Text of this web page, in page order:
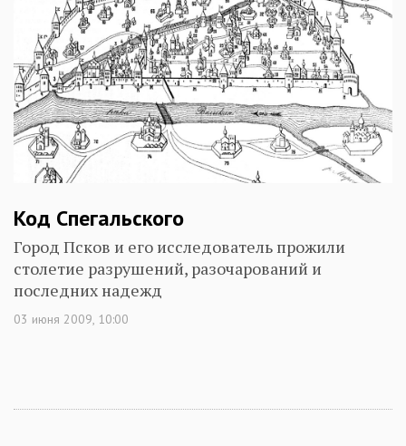
Код Спегальского
Город Псков и его исследователь прожили
столетие разрушений, разочарований и
последних надежд
03 июня 2009, 10:00